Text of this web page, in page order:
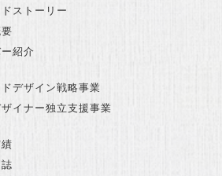
ストーリー
紹介
デザイン戦略事業
イナー独立支援事業